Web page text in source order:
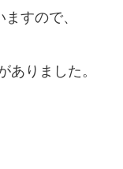
すので、
ありました。